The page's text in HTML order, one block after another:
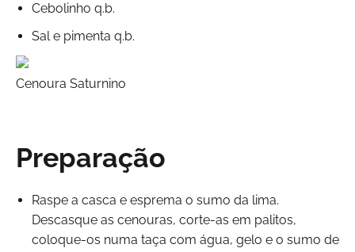
Cebolinho q.b.
Sal e pimenta q.b.
Cenoura Saturnino
Preparação
Raspe a casca e esprema o sumo da lima.
Descasque as cenouras, corte-as em palitos,
coloque-os numa taça com água, gelo e o sumo de